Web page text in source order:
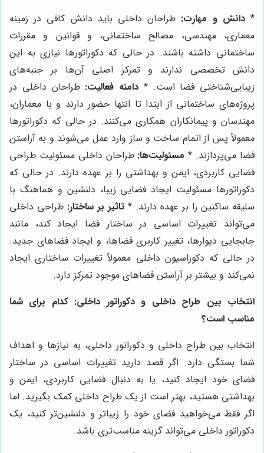
*دانش و مهارت: طراحان داخلی باید دانش کافی در زمینه
معماری، مهندسی، مصالح ساختمانی، و قوانین و مقررات
ساختمانی داشته باشند. در حالی که دکوراتورها نیازی به این
دانش تخصصی ندارند و تمرکز اصلی آن‌ها بر جنبه‌های
زیبایی‌شناختی فضا است. * دامنه فعالیت: طراحان داخلی در
پروژه‌های ساختمانی از ابتدا تا انتها حضور دارند و با معماران،
مهندسان و پیمانکاران همکاری می‌کنند. در حالی که دکوراتورها
معمولاً پس از اتمام ساخت و ساز وارد عمل می‌شوند و به آراستن
فضا می‌پردازند. * مسئولیت‌ها: طراحان داخلی مسئولیت طراحی
فضایی کاربردی، ایمن و بهداشتی را بر عهده دارند. در حالی که
دکوراتورها مسئولیت ایجاد فضایی زیبا، دلنشین و هماهنگ با
سلیقه ساکنین را بر عهده دارند. * تاثیر بر ساختار: طراحی داخلی
می‌تواند تغییرات اساسی در ساختار فضا ایجاد کند، مانند
جابجایی دیوارها، تغییر کاربری فضاها، و ایجاد فضاهای جدید.
در حالی که دکوراسیون داخلی معمولاً تغییرات ساختاری ایجاد
نمی‌کند و بیشتر بر آراستن فضاهای موجود تمرکز دارد.
انتخاب بین طراح داخلی و دکوراتور داخلی: کدام برای شما
مناسب است؟
انتخاب بین طراح داخلی و دکوراتور داخلی، به نیازها و اهداف
شما بستگی دارد. اگر قصد دارید تغییرات اساسی در ساختار
فضای خود ایجاد کنید، یا به دنبال فضایی کاربردی، ایمن و
بهداشتی هستید، بهتر است از یک طراح داخلی کمک بگیرید. اما
اگر فقط می‌خواهید فضای خود را زیباتر و دلنشین‌تر کنید، یک
دکوراتور داخلی می‌تواند گزینه مناسب‌تری باشد.